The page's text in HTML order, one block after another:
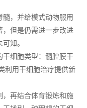
，并给模式动物服用
，但是仍需进一步改进
知。
干细胞类型：髓腔膜干
利用干细胞治疗提供新
，再结合体育锻炼和施